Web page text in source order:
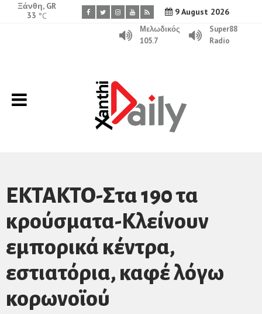
9 August 2026
Ξάνθη, GR
33 °C
Μελωδικός
105.7
Super88
Radio
EKTAKTO-Στα 190 τα
κρούσματα-Κλείνουν
εμπορικά κέντρα,
εστιατόρια, καφέ λόγω
κορωνοϊού